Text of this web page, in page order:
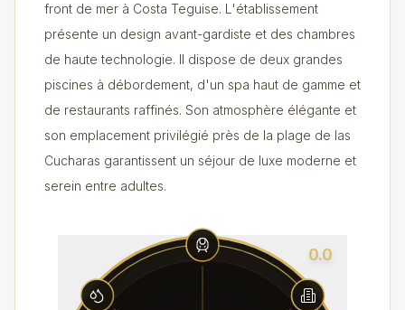
front de mer à Costa Teguise. L'établissement
présente un design avant-gardiste et des chambres
de haute technologie. Il dispose de deux grandes
piscines à débordement, d'un spa haut de gamme et
de restaurants raffinés. Son atmosphère élégante et
son emplacement privilégié près de la plage de las
Cucharas garantissent un séjour de luxe moderne et
serein entre adultes.
0.0